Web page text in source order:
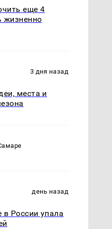
еще 4
жизненно
3 дня назад
места и
день назад
в России упала